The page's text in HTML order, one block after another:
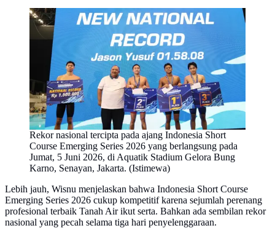
Rekor nasional tercipta pada ajang Indonesia Short
Course Emerging Series 2026 yang berlangsung pada
Jumat, 5 Juni 2026, di Aquatik Stadium Gelora Bung
Karno, Senayan, Jakarta. (Istimewa)
‎Lebih jauh, Wisnu menjelaskan bahwa Indonesia Short Course
Emerging Series 2026 cukup kompetitif karena sejumlah perenang
profesional terbaik Tanah Air ikut serta. Bahkan ada sembilan rekor
nasional yang pecah selama tiga hari penyelenggaraan.